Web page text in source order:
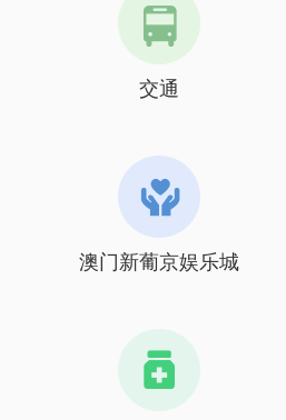
交通
澳门新葡京娱乐城